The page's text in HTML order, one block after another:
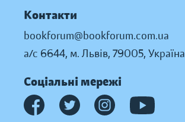
Контакти
bookforum@bookforum.com.ua
а/с 6644, м. Львів, 79005, Україна
Соціальні мережі